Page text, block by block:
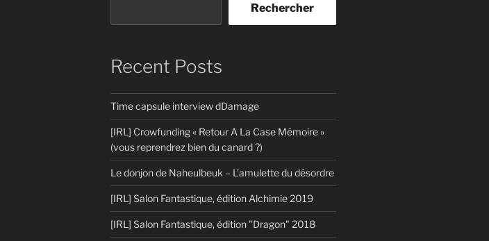
Rechercher
Recent Posts
Time capsule interview dDamage
[IRL] Crowfunding « Retour A La Case Mémoire »
(vous reprendrez bien du canard ?)
Le donjon de Naheulbeuk – L’amulette du désordre
[IRL] Salon Fantastique, édition Alchimie 2019
[IRL] Salon Fantastique, édition "Dragon" 2018